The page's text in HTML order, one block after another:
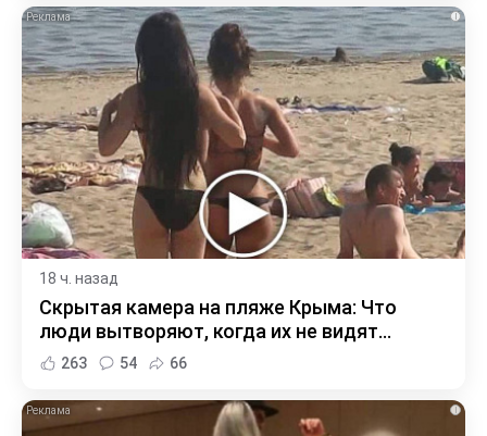
i
18 ч. назад
Скрытая камера на пляже Крыма: Что
люди вытворяют, когда их не видят...
263 54 66
i